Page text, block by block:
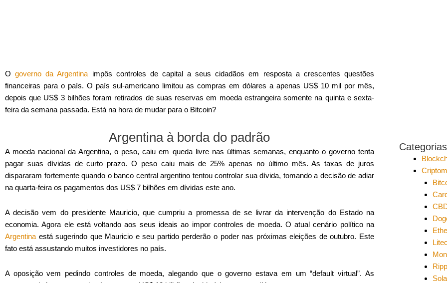
Ogoverno da Argentina impôs controles de capital a seus cidadãos em resposta a crescentes questões
financeiras para o país. O país sul-americano limitou as compras em dólares a apenas US$ 10 mil por mês,
depois que US$ 3 bilhões foram retirados de suas reservas em moeda estrangeira somente na quinta e sexta-
feira da semana passada. Está na hora de mudar para o Bitcoin?
Argentina à borda do padrão
A moeda nacional da Argentina, o peso, caiu em queda livre nas últimas semanas, enquanto o governo tenta
pagar suas dívidas de curto prazo. O peso caiu mais de 25% apenas no último mês. As taxas de juros
dispararam fortemente quando o banco central argentino tentou controlar sua dívida, tomando a decisão de adiar
na quarta-feira os pagamentos dos US$ 7 bilhões em dívidas este ano.
A decisão vem do presidente Mauricio, que cumpriu a promessa de se livrar da intervenção do Estado na
economia. Agora ele está voltando aos seus ideais ao impor controles de moeda. O atual cenário político na
Argentina está sugerindo que Mauricio e seu partido perderão o poder nas próximas eleições de outubro. Este
fato está assustando muitos investidores no país.
A oposição vem pedindo controles de moeda, alegando que o governo estava em um “default virtual”. As
Categorias